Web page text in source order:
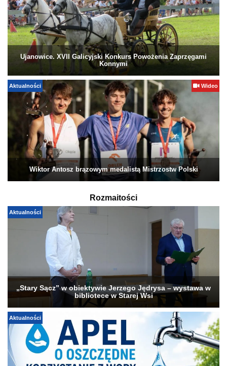
Ujanowice. XVII Galicyjski Konkurs Powożenia Zaprzęgami
Konnymi
Aktualności Wideo
Wiktor Antosz brązowym medalistą Mistrzostw Polski
Rozmaitości
Aktualności
„Stary Sącz” w obiektywie Jerzego Jędrysa – wystawa w
bibliotece w Starej Wsi
Aktualności